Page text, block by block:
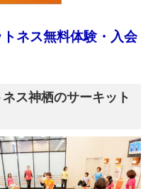
ネス無料体験・入会
ス神栖のサーキット